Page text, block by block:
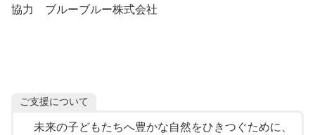
協力 ブルーブルー株式会社
ご支援について
未来の子どもたちへ豊かな自然をひきつぐために、